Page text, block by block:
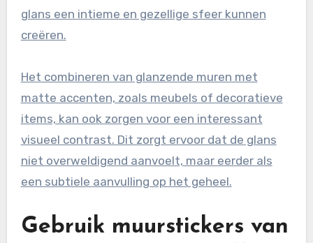
glans een intieme en gezellige sfeer kunnen
creëren.
Het combineren van glanzende muren met
matte accenten, zoals meubels of decoratieve
items, kan ook zorgen voor een interessant
visueel contrast. Dit zorgt ervoor dat de glans
niet overweldigend aanvoelt, maar eerder als
een subtiele aanvulling op het geheel.
Gebruik muurstickers van